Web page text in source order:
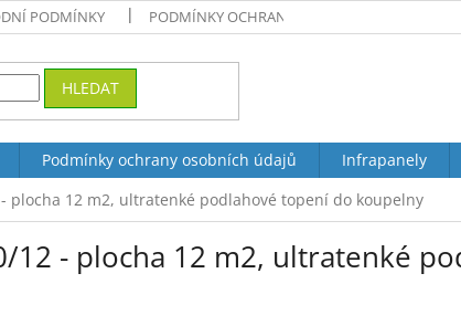
PODMÍNKY PODMÍNKY OCHRANY OSOBNÍCH ÚDAJŮ
HLEDAT
Podmínky ochrany osobních údajů Infrapanely
plocha 12 m2, ultratenké podlahové topení do koupelny
12 - plocha 12 m2, ultratenké